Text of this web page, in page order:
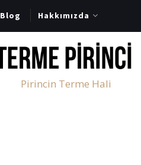
Blog Hakkımızda
Pirincin Terme Hali